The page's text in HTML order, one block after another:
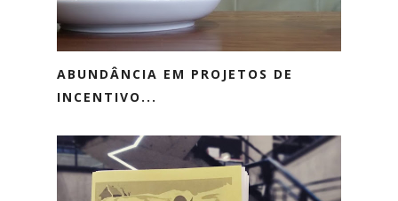
ABUNDÂNCIA EM PROJETOS DE
INCENTIVO...